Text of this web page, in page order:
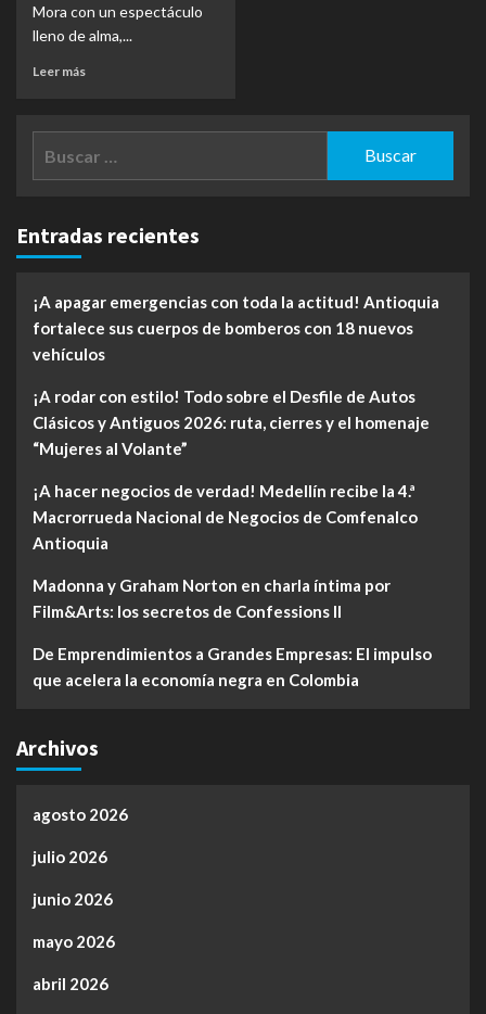
Mora con un espectáculo
lleno de alma,...
Leer más
Entradas recientes
¡A apagar emergencias con toda la actitud! Antioquia
fortalece sus cuerpos de bomberos con 18 nuevos
vehículos
¡A rodar con estilo! Todo sobre el Desfile de Autos
Clásicos y Antiguos 2026: ruta, cierres y el homenaje
“Mujeres al Volante”
¡A hacer negocios de verdad! Medellín recibe la 4.ª
Macrorrueda Nacional de Negocios de Comfenalco
Antioquia
Madonna y Graham Norton en charla íntima por
Film&Arts: los secretos de Confessions II
De Emprendimientos a Grandes Empresas: El impulso
que acelera la economía negra en Colombia
Archivos
agosto 2026
julio 2026
junio 2026
mayo 2026
abril 2026